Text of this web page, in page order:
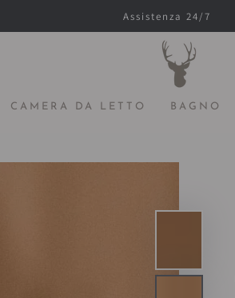
Assistenza 24/7
CAMERA DA LETTO BAGNO